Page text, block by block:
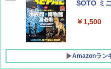
SOTO ミ
￥1,500
Amazonラン